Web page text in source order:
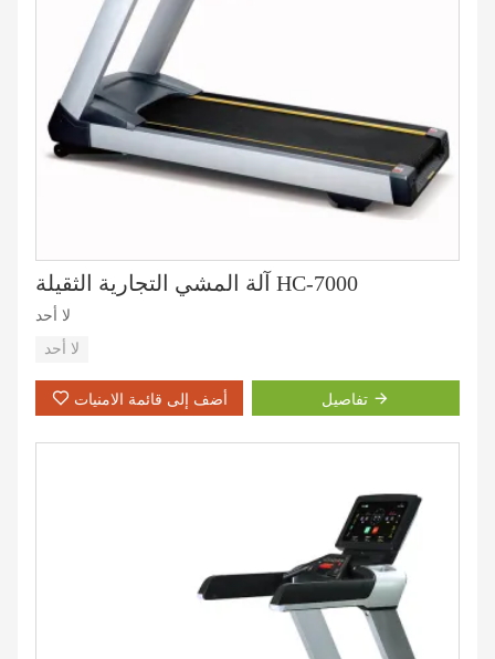
آلة المشي التجارية الثقيلة HC-7000
لا أحد
لا أحد
أضف إلى قائمة الامنيات تفاصيل